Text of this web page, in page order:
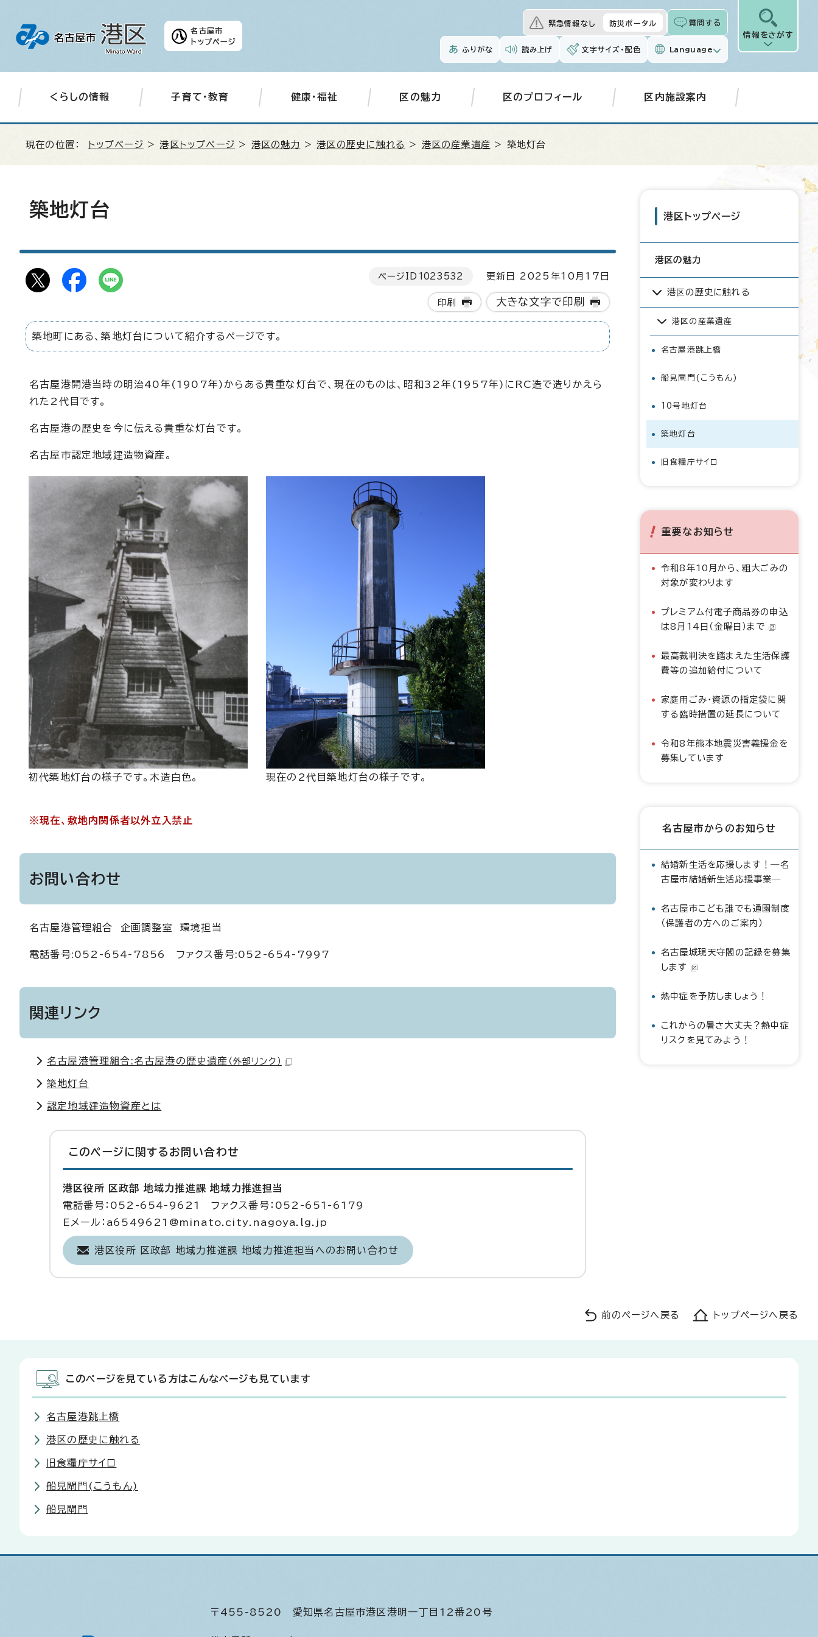
名古屋市
トップページ
緊急情報なし 防災ポータル 質問する
ふりがな 読み上げ 文字サイズ・配色 Language
情報をさがす
くらしの情報 子育て・教育 健康・福祉 区の魅力 区のプロフィール 区内施設案内
現在の位置： トップページ >港区トップページ > 港区の魅力 >港区の歴史に触れる > 港区の産業遺産 > 築地灯台
築地灯台
ページID 1023532 更新日 2025年10月17日
印刷 大きな文字で印刷
築地町にある、築地灯台について紹介するページです。
名古屋港開港当時の明治40年(1907年)からある貴重な灯台で、現在のものは、昭和32年(1957年)にRC造で造りかえら
れた2代目です。
名古屋港の歴史を今に伝える貴重な灯台です。
名古屋市認定地域建造物資産。
初代築地灯台の様子です。木造白色。 現在の2代目築地灯台の様子です。
※現在、敷地内関係者以外立入禁止
お問い合わせ
名古屋港管理組合 企画調整室 環境担当
電話番号:052-654-7856 ファクス番号:052-654-7997
関連リンク
名古屋港管理組合:名古屋港の歴史遺産 （外部リンク）
築地灯台
認定地域建造物資産とは
このページに関する お問い合わせ
港区役所 区政部 地域力推進課 地域力推進担当
電話番号：052-654-9621 ファクス番号：052-651-6179
Eメール：a6549621@minato.city.nagoya.lg.jp
港区役所 区政部 地域力推進課 地域力推進担当へのお問い合わせ
港区トップページ
港区の魅力
港区の歴史に触れる
港区の産業遺産
名古屋港跳上橋
船見閘門(こうもん)
10号地灯台
築地灯台
旧食糧庁サイロ
重要なお知らせ
令和8年10月から、粗大ごみの
対象が変わります
プレミアム付電子商品券の申込
は8月14日（金曜日）まで
最高裁判決を踏まえた生活保護
費等の追加給付について
家庭用ごみ・資源の指定袋に関
する臨時措置の延長について
令和8年熊本地震災害義援金を
募集しています
名古屋市からのお知らせ
結婚新生活を応援します！―名
古屋市結婚新生活応援事業―
名古屋市こども誰でも通園制度
（保護者の方へのご案内）
名古屋城現天守閣の記録を募集
します
熱中症を予防しましょう！
これからの暑さ大丈夫？熱中症
リスクを見てみよう！
前のページへ戻る トップページへ戻る
このページを見ている方はこんなページも見ています
名古屋港跳上橋
港区の歴史に触れる
旧食糧庁サイロ
船見閘門(こうもん)
船見閘門
〒455-8520 愛知県名古屋市港区港明一丁目12番20号